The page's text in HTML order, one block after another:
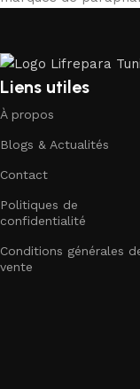
Liens utiles
À propos
Blogs & Actualités
Contact
Politiques de
confidentialité
Conditions générales
vente